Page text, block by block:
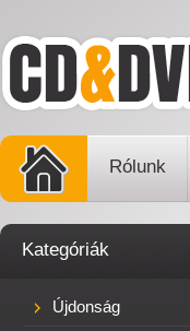
Rólunk
Kategóriák
Újdonság